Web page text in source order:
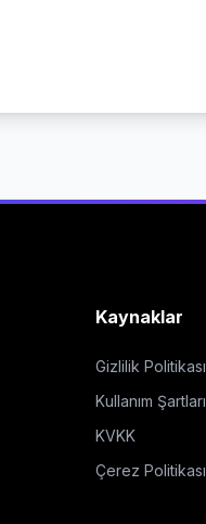
Kaynaklar
Gizlilik Politikası
Kullanım Şartları
KVKK
Çerez Politikası